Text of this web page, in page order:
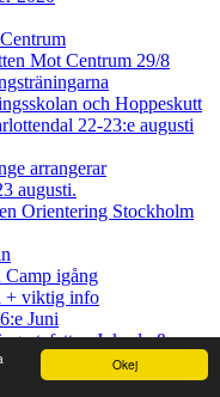
Okej
Mot Centrum 29/8
och Hoppeskutt
22-23:e augusti
arrangerar
augusti.
Orientering Stockholm
igång
+ viktig info
Juni
Jok-ola &